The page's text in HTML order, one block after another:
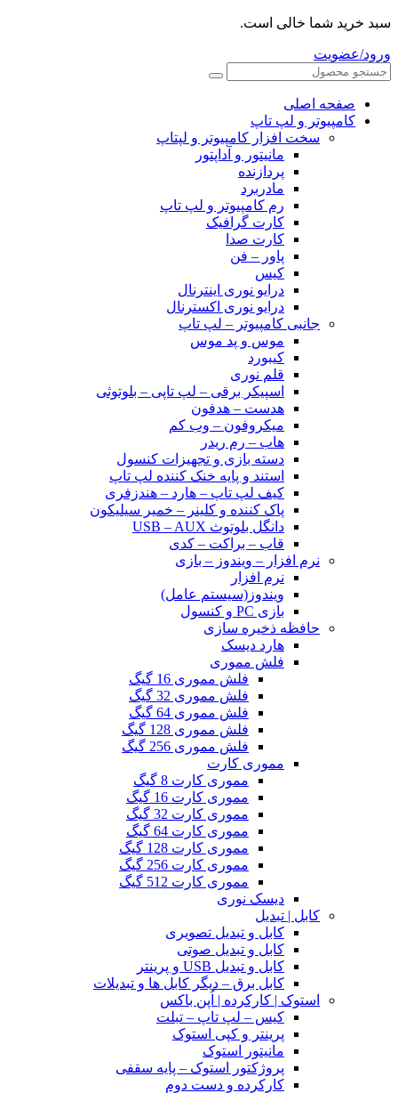
سبد خرید شما خالی است.
ورود/عضویت
صفحه اصلی
کامپیوتر و‌‌‌‌‌ لپ تاپ
سخت افزار کامپیوتر و لپتاپ
مانیتور و آداپتور
پردازنده
مادربرد
رم کامپیوتر و لپ تاپ
کارت گرافیک
کارت صدا
پاور – فن
کیس
درایو نوری اینترنال
درایو نوری اکسترنال
جانبی کامپیوتر – لپ تاپ
موس و پد موس
کیبورد
قلم نوری
اسپیکر برقی – لپ تاپی – بلوتوثی
هدست – هدفون
میکروفون – وب کم
هاب – رم ریدر
دسته بازی و تجهیزات کنسول
استند و پایه خنک کننده لپ تاپ
کیف لپ تاپ – هارد – هندزفری
پاک کننده و کلینر – خمیر سیلیکون
دانگل بلوتوث USB – AUX
قاب – براکت – کدی
نرم افزار – ویندوز – بازی
نرم افزار
ویندوز(سیستم عامل)
بازی PC و کنسول
حافظه ذخیره سازی
هارد دیسک
فلش مموری
فلش مموری 16 گیگ
فلش مموری 32 گیگ
فلش مموری 64 گیگ
فلش مموری 128 گیگ
فلش مموری 256 گیگ
مموری کارت
مموری کارت 8 گیگ
مموری کارت 16 گیگ
مموری کارت 32 گیگ
مموری کارت 64 گیگ
مموری کارت 128 گیگ
مموری کارت 256 گیگ
مموری کارت 512 گیگ
دیسک نوری
کابل | تبدیل
کابل و تبدیل تصویری
کابل و تبدیل صوتی
کابل و تبدیل USB و پرینتر
کابل برق – دیگر کابل ها و تبدیلات
استوک | کارکرده | اُپن باکس
کیس – لپ تاپ – تبلت
پرینتر و کپی استوک
مانیتور استوک
پروژکتور استوک – پایه سقفی
کارکرده و دست دوم